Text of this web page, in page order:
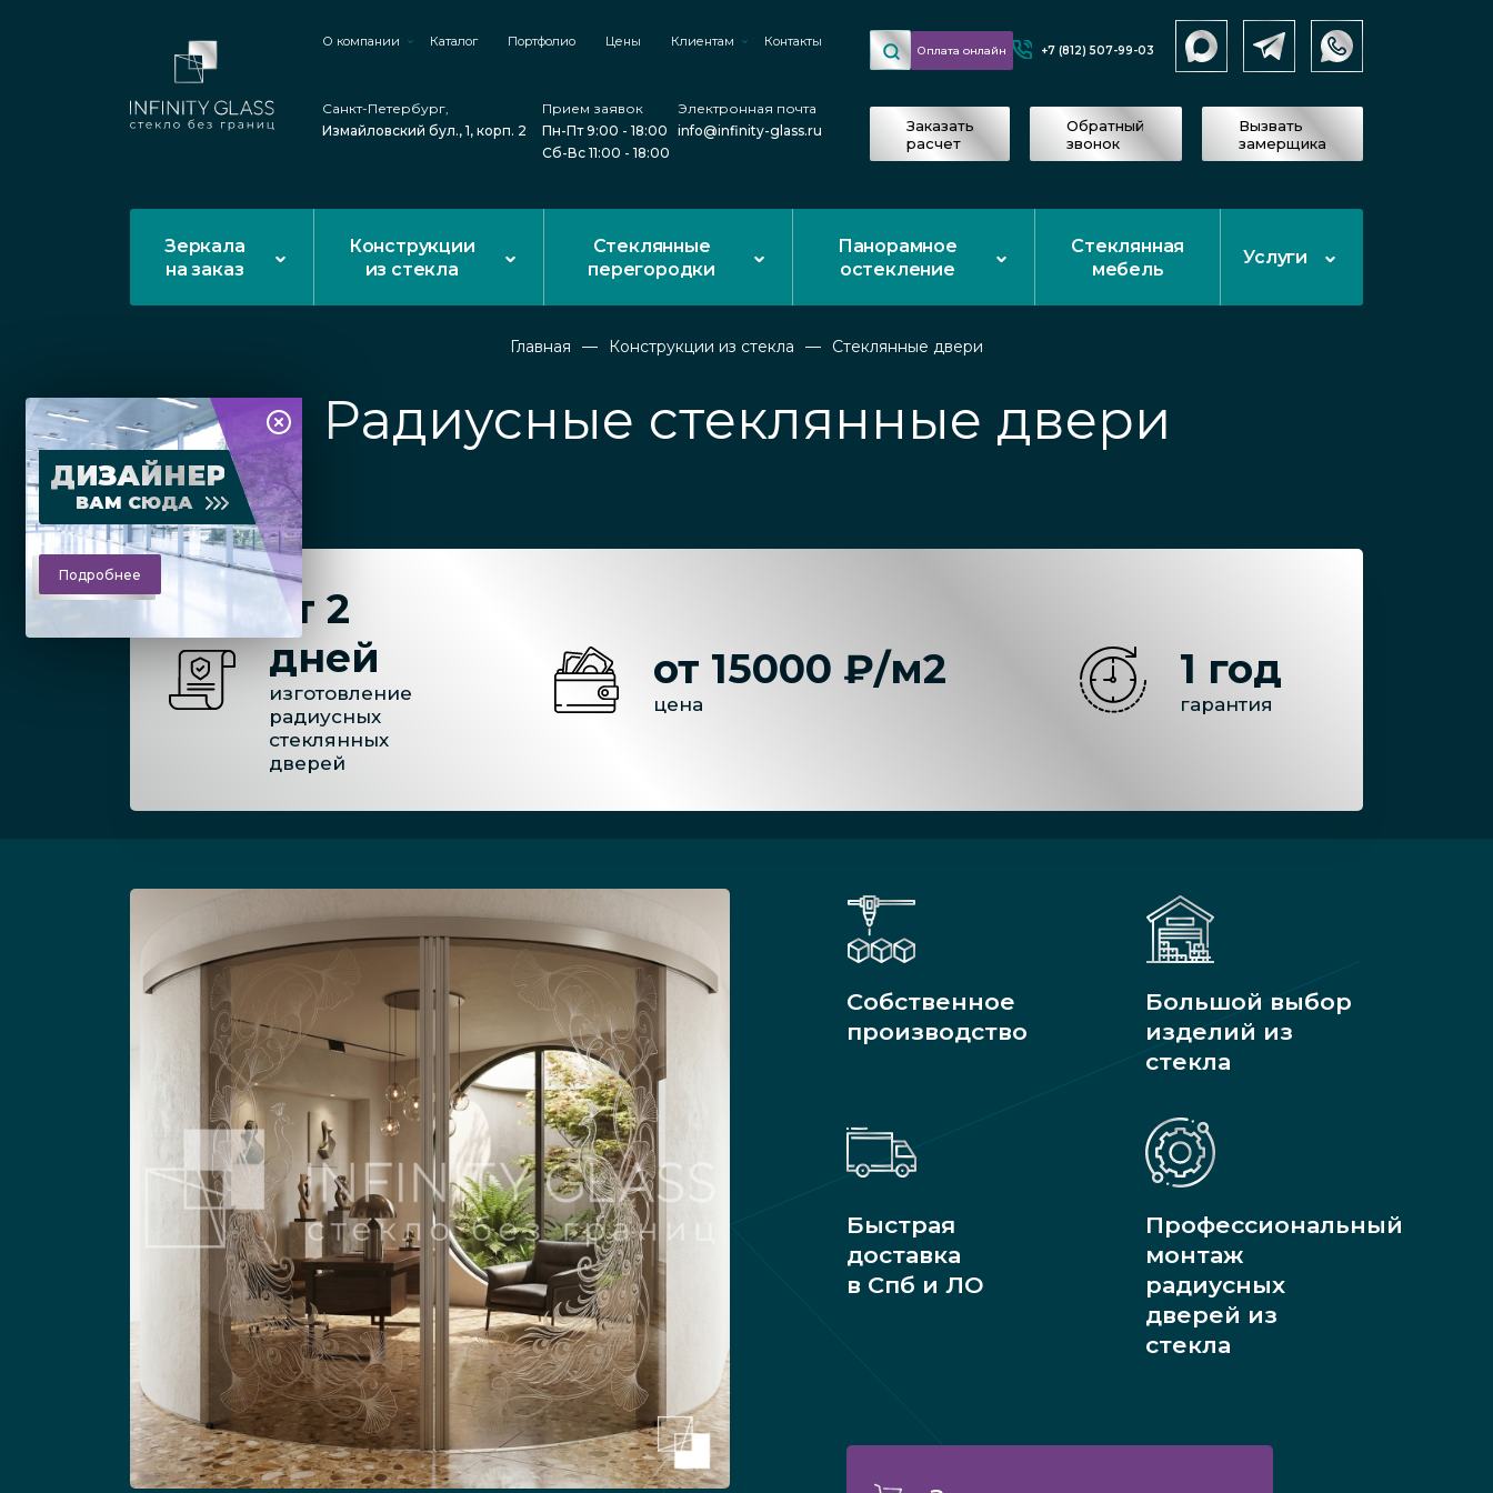
О компании Каталог Портфолио Цены Клиентам Контакты
Санкт-Петербург,
Измайловский бул., 1, корп. 2
Прием заявок
Пн-Пт 9:00 - 18:00
Сб-Вс 11:00 - 18:00
Электронная почта
info@infinity-glass.ru
Оплата онлайн +7 (812) 507-99-03
Заказать
расчет
Обратный
звонок
Вызвать
замерщика
Зеркала
на заказ
Конструкции
из стекла
Стеклянные
перегородки
Панорамное
остекление
Стеклянная
мебель
Услуги
Главная Конструкции из стекла Стеклянные двери
Радиусные стеклянные двери
ДИЗАЙНЕР
ВАМ СЮДА
Подробнее
от 2
дней
изготовление
радиусных
стеклянных
дверей
от 15000 ₽/м2
цена
1 год
гарантия
Собственное
производство
Большой выбор
изделий из
стекла
Быстрая
доставка
в Спб и ЛО
Профессиональный
монтаж
радиусных
дверей из
стекла